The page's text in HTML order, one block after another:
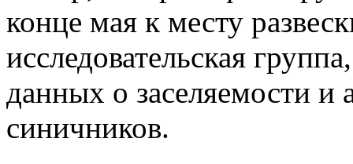
конце мая к месту
исследовательская
данных о заселяемости и
синичников.